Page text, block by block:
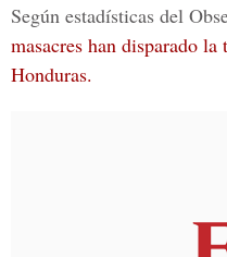
Según estadísticas del
masacres han disparado
Honduras.